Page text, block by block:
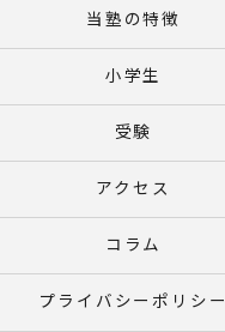
当塾の特徴
小学生
受験
アクセス
コラム
プライバシーポリシー